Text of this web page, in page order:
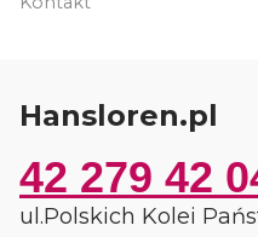
Hansloren.pl
42 279 42
ul.Polskich Kolei